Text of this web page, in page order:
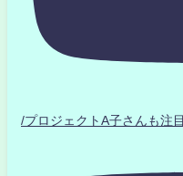
/プロジェクトA子さんも